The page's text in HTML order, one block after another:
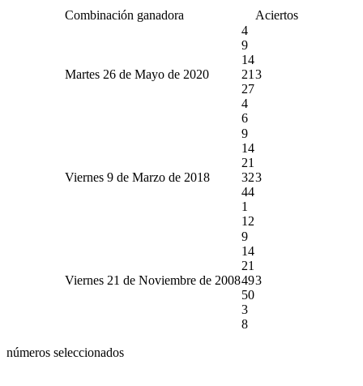
Combinación ganadora Aciertos
Martes 26 de Mayo de 2020
4
9
14
21
27
4
6
3
Viernes 9 de Marzo de 2018
9
14
21
32
44
1
12
3
Viernes 21 de Noviembre de 2008
9
14
21
49
50
3
8
3
números seleccionados